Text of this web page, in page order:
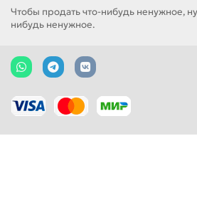
Чтобы продать что-нибудь ненужное,
нибудь ненужное.